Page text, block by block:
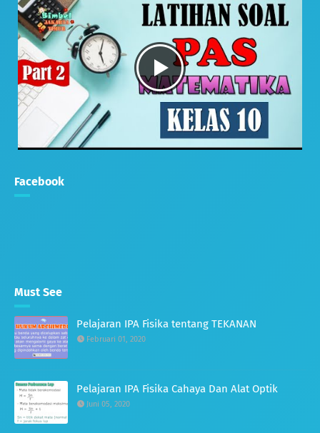
Facebook
Must See
Pelajaran IPA Fisika tentang TEKANAN
Februari 01, 2020
Pelajaran IPA Fisika Cahaya Dan Alat Optik
Juni 05, 2020